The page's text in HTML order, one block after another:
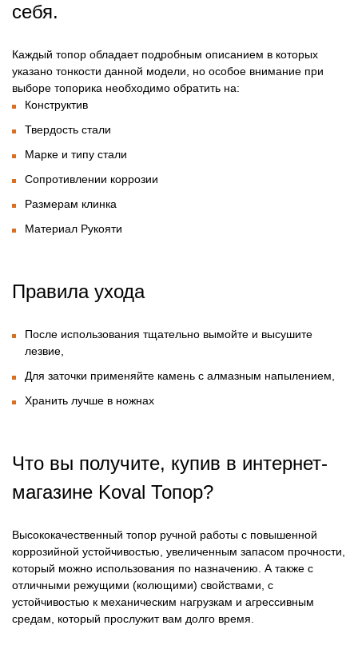
себя.
Каждый топор обладает подробным описанием в которых
указано тонкости данной модели, но особое внимание при
выборе топорика необходимо обратить на:
Конструктив
Твердость стали
Марке и типу стали
Сопротивлении коррозии
Размерам клинка
Материал Рукояти
Правила ухода
После использования тщательно вымойте и высушите
лезвие,
Для заточки применяйте камень с алмазным напылением,
Хранить лучше в ножнах
Что вы получите, купив в интернет-
магазине Koval Топор?
Высококачественный топор ручной работы с повышенной
коррозийной устойчивостью, увеличенным запасом прочности,
который можно использования по назначению. А также с
отличными режущими (колющими) свойствами, с
устойчивостью к механическим нагрузкам и агрессивным
средам, который прослужит вам долго время.